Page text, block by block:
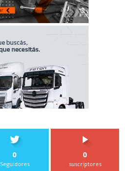
0
Seguidores
0
suscriptores